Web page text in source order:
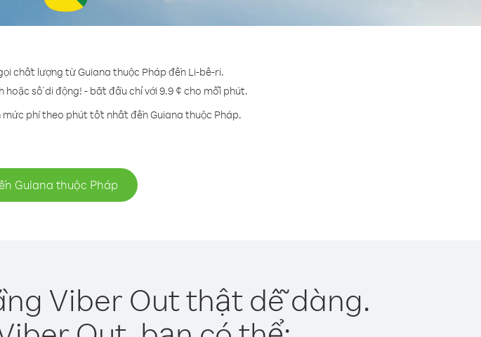
chất lượng từ Guiana thuộc Pháp đến Li-bê-ri.
số di động! - bắt đầu chỉ với 9.9 ¢ cho mỗi phút.
phí theo phút tốt nhất đến Guiana thuộc Pháp.
Guiana thuộc Pháp
Viber Out thật dễ dàng.